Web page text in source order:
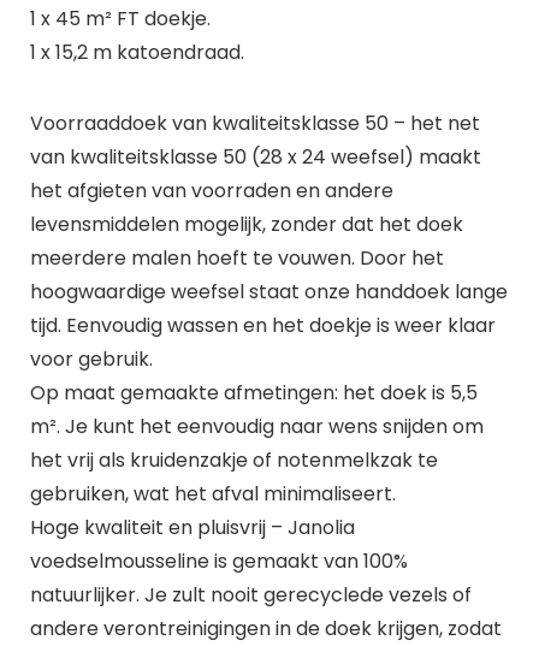
1 x 45 m² FT doekje.
1 x 15,2 m katoendraad.
Voorraaddoek van kwaliteitsklasse 50 – het net
van kwaliteitsklasse 50 (28 x 24 weefsel) maakt
het afgieten van voorraden en andere
levensmiddelen mogelijk, zonder dat het doek
meerdere malen hoeft te vouwen. Door het
hoogwaardige weefsel staat onze handdoek lange
tijd. Eenvoudig wassen en het doekje is weer klaar
voor gebruik.
Op maat gemaakte afmetingen: het doek is 5,5
m². Je kunt het eenvoudig naar wens snijden om
het vrij als kruidenzakje of notenmelkzak te
gebruiken, wat het afval minimaliseert.
Hoge kwaliteit en pluisvrij – Janolia
voedselmousseline is gemaakt van 100%
natuurlijker. Je zult nooit gerecyclede vezels of
andere verontreinigingen in de doek krijgen, zodat